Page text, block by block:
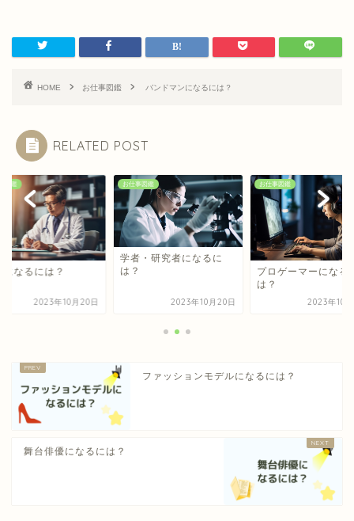
HOME お仕事図鑑 バンドマンになるには？
RELATED POST
図鑑
になるには？
2023年10月20日
お仕事図鑑
学者・研究者になるに
は？
2023年10月20日
お仕事図鑑
プロゲーマーになる
は？
2023年10
ファッションモデルになるには？
舞台俳優になるには？